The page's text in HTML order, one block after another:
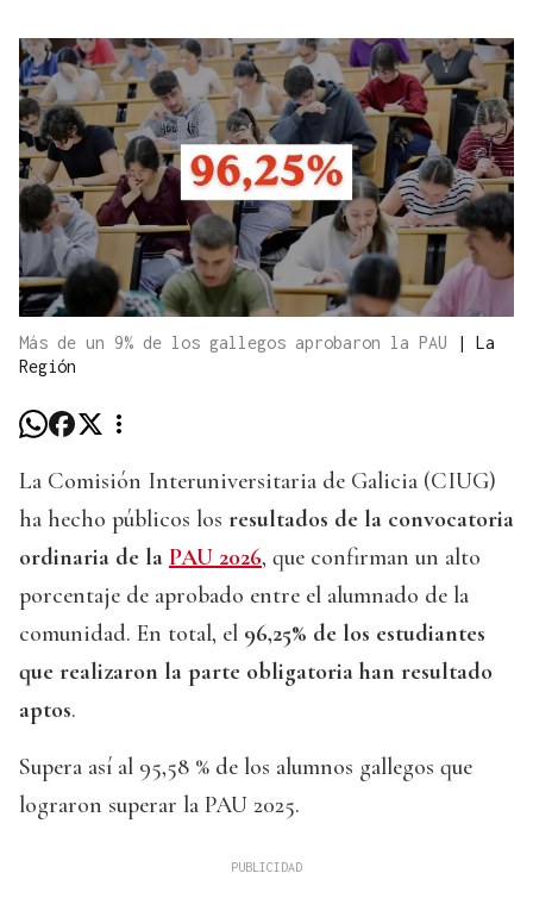
Más de un 9% de los gallegos aprobaron la PAU | La
Región
La Comisión Interuniversitaria de Galicia (CIUG)
ha hecho públicos los resultados de la convocatoria
ordinaria de la PAU 2026, que confirman un alto
porcentaje de aprobado entre el alumnado de la
comunidad. En total, el 96,25% de los estudiantes
que realizaron la parte obligatoria han resultado
aptos.
Supera así al 95,58 % de los alumnos gallegos que
lograron superar la PAU 2025.